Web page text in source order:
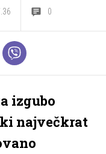
0
izgubo
največkrat